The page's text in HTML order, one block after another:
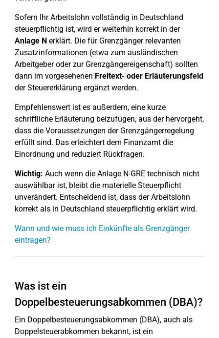
Sofern Ihr Arbeitslohn vollständig in Deutschland
steuerpflichtig ist, wird er weiterhin korrekt in der
Anlage N erklärt. Die für Grenzgänger relevanten
Zusatzinformationen (etwa zum ausländischen
Arbeitgeber oder zur Grenzgängereigenschaft) sollten
dann im vorgesehenen Freitext- oder Erläuterungsfeld
der Steuererklärung ergänzt werden.
Empfehlenswert ist es außerdem, eine kurze
schriftliche Erläuterung beizufügen, aus der hervorgeht,
dass die Voraussetzungen der Grenzgängerregelung
erfüllt sind. Das erleichtert dem Finanzamt die
Einordnung und reduziert Rückfragen.
Wichtig: Auch wenn die Anlage N-GRE technisch nicht
auswählbar ist, bleibt die materielle Steuerpflicht
unverändert. Entscheidend ist, dass der Arbeitslohn
korrekt als in Deutschland steuerpflichtig erklärt wird.
Wann und wie muss ich Einkünfte als Grenzgänger
eintragen?
Was ist ein
Doppelbesteuerungsabkommen (DBA)?
Ein Doppelbesteuerungsabkommen (DBA), auch als
Doppelsteuerabkommen bekannt, ist ein